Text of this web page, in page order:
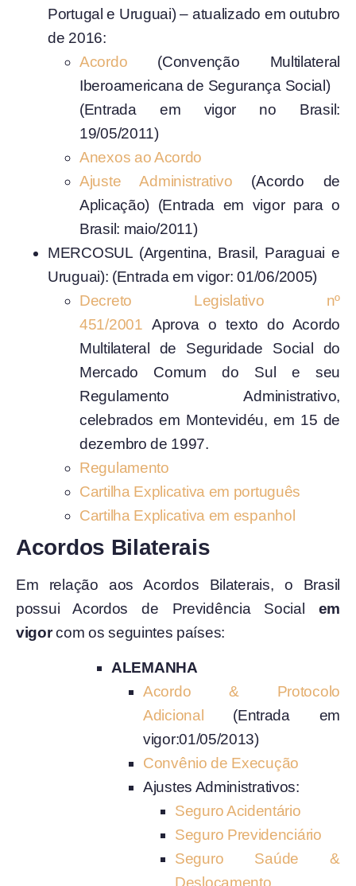
Portugal e Uruguai) – atualizado em outubro
de 2016:
Acordo (Convenção Multilateral
Iberoamericana de Segurança Social)
(Entrada em vigor no Brasil:
19/05/2011)
Anexos ao Acordo
Ajuste Administrativo (Acordo de
Aplicação) (Entrada em vigor para o
Brasil: maio/2011)
MERCOSUL (Argentina, Brasil, Paraguai e
Uruguai): (Entrada em vigor: 01/06/2005)
Decreto Legislativo nº
451/2001 Aprova o texto do Acordo
Multilateral de Seguridade Social do
Mercado Comum do Sul e seu
Regulamento Administrativo,
celebrados em Montevidéu, em 15 de
dezembro de 1997.
Regulamento
Cartilha Explicativa em português
Cartilha Explicativa em espanhol
Acordos Bilaterais
Em relação aos Acordos Bilaterais, o Brasil
possui Acordos de Previdência Social em
vigorcom os seguintes países:
ALEMANHA
Acordo & Protocolo
Adicional
(Entrada em
vigor:01/05/2013)
Convênio de Execução
Ajustes Administrativos:
Seguro Acidentário
Seguro Previdenciário
Seguro Saúde &